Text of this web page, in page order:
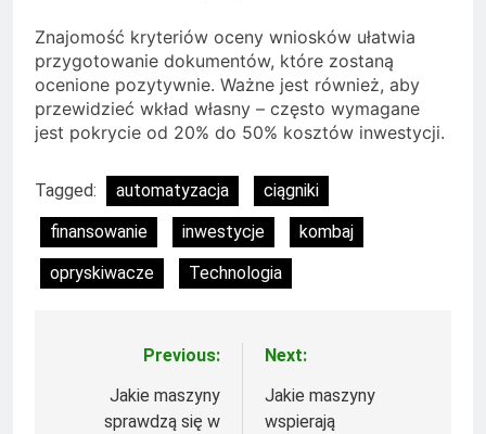
Znajomość kryteriów oceny wniosków ułatwia
przygotowanie dokumentów, które zostaną
ocenione pozytywnie. Ważne jest również, aby
przewidzieć wkład własny – często wymagane
jest pokrycie od 20% do 50% kosztów inwestycji.
Tagged: automatyzacja
ciągniki
finansowanie
inwestycje
kombaj
opryskiwacze
Technologia
Nawigacja
wpisu
Previous:
Jakie maszyny
sprawdzą się w
Next:
Jakie maszyny
wspierają